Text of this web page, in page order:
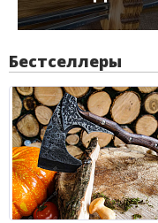
Бестселлеры